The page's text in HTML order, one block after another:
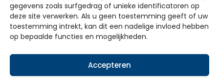
gegevens zoals surfgedrag of unieke identificatoren op
deze site verwerken. Als u geen toestemming geeft of uw
toestemming intrekt, kan dit een nadelige invloed hebben
op bepaalde functies en mogelijkheden.
Accepteren
Werkgebied
© 2026 Pola
Disclaimer
Algemene voorwaarden